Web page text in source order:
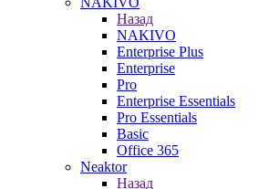
Назад
NAKIVO
Enterprise Plus
Enterprise
Pro
Enterprise Essentials
Pro Essentials
Basic
Office 365
Neaktor
Назад